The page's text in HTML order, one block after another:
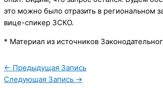
это можно было отразить в региональном
вице-спикер ЗСКО.
* Материал из источников
← Предыдущая Запись
Следующая Запись →